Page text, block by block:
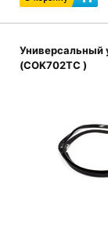
Код товара:
651056034,
Универсальный
(COK702TC )